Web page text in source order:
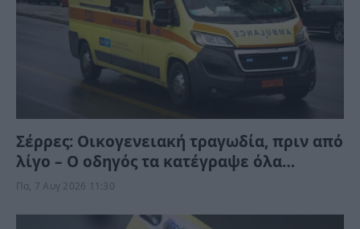
Σέρρες: Οικογενειακή τραγωδία, πριν από
λίγο – Ο οδηγός τα κατέγραψε όλα
(Βίντεο)
Πα, 7 Αυγ 2026 11:30